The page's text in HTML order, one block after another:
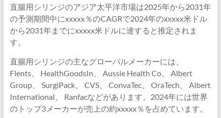
直腸用シリンジのアジア太平洋市場は2025年から2031年
の予測期間中にxxxxx％のCAGRで2024年のxxxxx米ドル
から2031年までにxxxxx米ドルに達すると推定されま
す。
直腸用シリンジの主なグローバルメーカーには、
Flents、 HealthGoodsIn、 Aussie Health Co、 Albert
Group、 SurgiPack、 CVS、 ConvaTec、 OraTech、 Albert
International、 Ranfacなどがあります。2024年には世界
のトップ3メーカーが売上の約xxxxx％を占めています。